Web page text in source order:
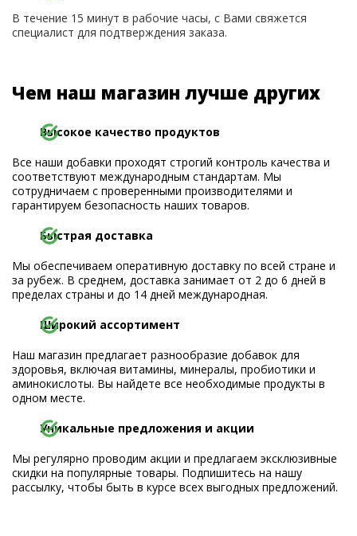
В течение 15 минут в рабочие часы, с Вами свяжется
специалист для подтверждения заказа.
Чем наш магазин лучше других
Высокое качество продуктов
Все наши добавки проходят строгий контроль качества и
соответствуют международным стандартам. Мы
сотрудничаем с проверенными производителями и
гарантируем безопасность наших товаров.
Быстрая доставка
Мы обеспечиваем оперативную доставку по всей стране и
за рубеж. В среднем, доставка занимает от 2 до 6 дней в
пределах страны и до 14 дней международная.
Широкий ассортимент
Наш магазин предлагает разнообразие добавок для
здоровья, включая витамины, минералы, пробиотики и
аминокислоты. Вы найдете все необходимые продукты в
одном месте.
Уникальные предложения и акции
Мы регулярно проводим акции и предлагаем эксклюзивные
скидки на популярные товары. Подпишитесь на нашу
рассылку, чтобы быть в курсе всех выгодных предложений.